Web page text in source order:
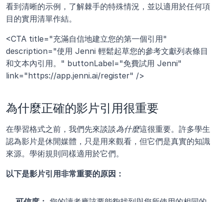
看到清晰的示例，了解棘手的特殊情況，並以適用於任何項
目的實用清單作結。
<CTA title="充滿自信地建立您的第一個引用"
description="使用 Jenni 輕鬆起草您的參考文獻列表條目
和文本內引用。" buttonLabel="免費試用 Jenni"
link="https://app.jenni.ai/register" />
為什麼正確的影片引用很重要
在學習格式之前，我們先來談談為什麼這很重要。許多學生
認為影片是休閒媒體，只是用來觀看，但它們是真實的知識
來源。學術規則同樣適用於它們。
以下是影片引用非常重要的原因：